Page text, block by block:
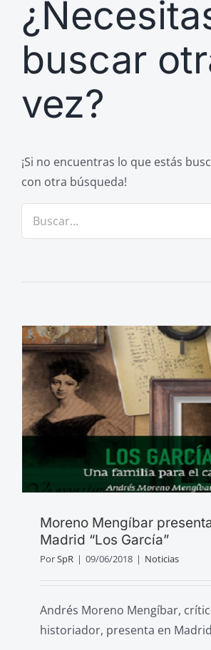
Previos de ópera
Entrevistas
Recomendación
Cosas de Beckmesser
Nosotros y privacidad
buscar
vez?
¡Si no encuentras lo que estás
con otra búsqueda!
Moreno Mengíbar
Madrid “Los García”
PorSpR | 09/06/2018 | Noticias
Andrés Moreno Mengíbar,
historiador, presenta en